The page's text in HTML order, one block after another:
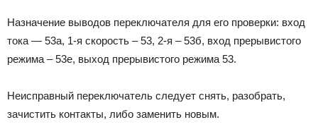
Назначение выводов переключателя для его проверки: вход
тока — 53а, 1-я скорость – 53, 2-я – 53б, вход прерывистого
режима – 53е, выход прерывистого режима 53.
Неисправный переключатель следует снять, разобрать,
зачистить контакты, либо заменить новым.